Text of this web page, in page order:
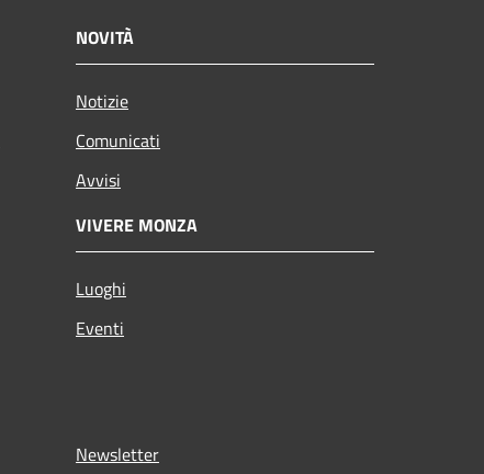
NOVITÀ
Notizie
Comunicati
Avvisi
VIVERE MONZA
Luoghi
Eventi
Newsletter